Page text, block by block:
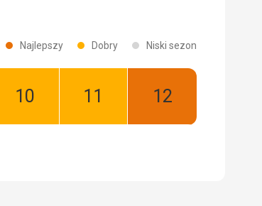
Najlepszy Dobry Niski sezon
Październik:
Listopad:
Grudzień:
Najlepszy